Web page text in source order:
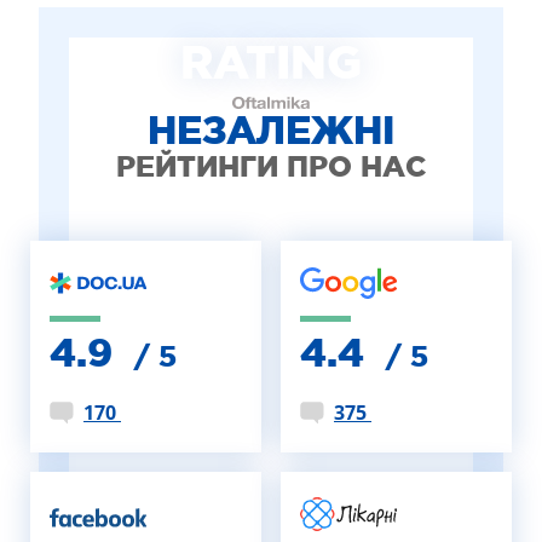
ДИТЯЧА ОФТАЛЬМОЛОГІЯ
ЛІКУВАННЯ ЗАХВОРЮВАНЬ СІТКІВКИ
ЕСТЕТИЧНА ХІРУРГІЯ
НЕЗАЛЕЖНІ
РЕЙТИНГИ ПРО НАС
4.9 / 5
170
4.4 / 5
375